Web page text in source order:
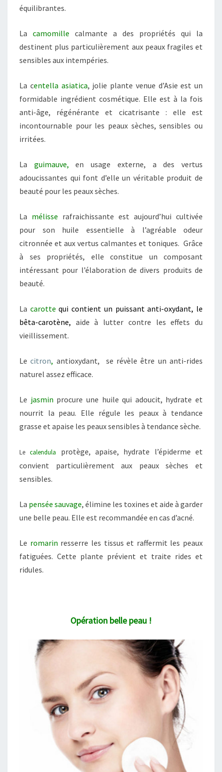
équilibrantes.
La camomille calmante a des propriétés qui la
destinent plus particulièrement aux peaux fragiles et
sensibles aux intempéries.
La centella asiatica, jolie plante venue d’Asie est un
formidable ingrédient cosmétique. Elle est à la fois
anti-âge, régénérante et cicatrisante : elle est
incontournable pour les peaux sèches, sensibles ou
irritées.
La guimauve, en usage externe, a des vertus
adoucissantes qui font d’elle un véritable produit de
beauté pour les peaux sèches.
La mélisse rafraichissante est aujourd’hui cultivée
pour son huile essentielle à l’agréable odeur
citronnée et aux vertus calmantes et toniques. Grâce
à ses propriétés, elle constitue un composant
intéressant pour l’élaboration de divers produits de
beauté.
La carottequi contient un puissant anti-oxydant, le
bêta-carotène, aide à lutter contre les effets du
vieillissement.
Lecitron, antioxydant, se révèle être un anti-rides
naturel assez efficace.
Le jasmin procure une huile qui adoucit, hydrate et
nourrit la peau. Elle régule les peaux à tendance
grasse et apaise les peaux sensibles à tendance sèche.
Lecalendula
protège, apaise, hydrate l’épiderme et
convient particulièrement aux peaux sèches et
sensibles.
La pensée sauvage, élimine les toxines et aide à garder
une belle peau. Elle est recommandée en cas d’acné.
Le romarin resserre les tissus et raffermit les peaux
fatiguées. Cette plante prévient et traite rides et
ridules.
Opération belle peau !